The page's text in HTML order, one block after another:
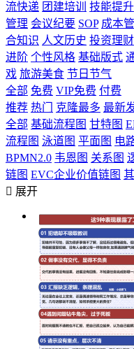
流快递 团建培训 技能提升
管理 会议纪要 SOP 成本
合知识 人文历史 投资理财
进阶 个性风格 基础版式
戏 旅游美食 节日节气
全部 免费 VIP免费 付费
推荐 热门 克隆最多 最新
全部 基础流程图 甘特图
流程图 泳道图 平面图 电
BPMN2.0 韦恩图 关系图
链图 EVC企业价值链图
 展开